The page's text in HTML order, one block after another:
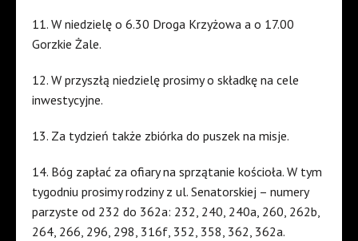
11. W niedzielę o 6.30 Droga Krzyżowa a o 17.00
Gorzkie Żale.
12. W przyszłą niedzielę prosimy o składkę na cele
inwestycyjne.
13. Za tydzień także zbiórka do puszek na misje.
14. Bóg zapłać za ofiary na sprzątanie kościoła. W tym
tygodniu prosimy rodziny z ul. Senatorskiej – numery
parzyste od 232 do 362a: 232, 240, 240a, 260, 262b,
264, 266, 296, 298, 316f, 352, 358, 362, 362a.